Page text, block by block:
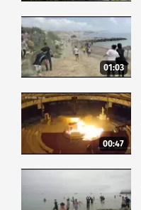
01:03
00:47